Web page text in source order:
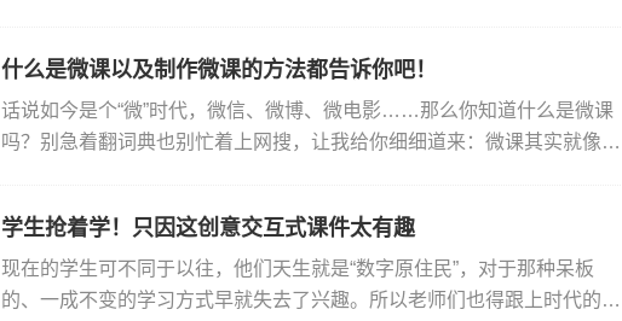
什么是微课以及制作微课的方法都告诉你吧！
话说如今是个“微”时代，微信、微博、微电影……那么你知道什么是微课
吗？别急着翻词典也别忙着上网搜，让我给你细细道来：微课其实就像咱
学生抢着学！只因这创意交互式课件太有趣
现在的学生可不同于以往，他们天生就是“数字原住民”，对于那种呆板
的、一成不变的学习方式早就失去了兴趣。所以老师们也得跟上时代的步